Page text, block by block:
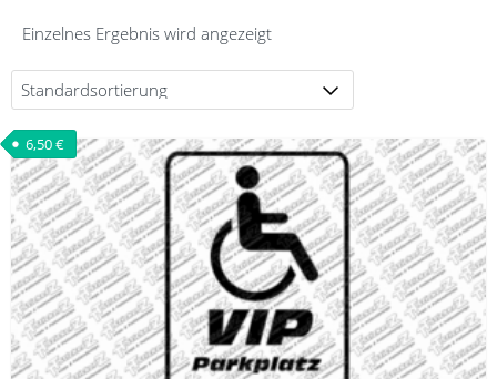
Einzelnes Ergebnis wird angezeigt
6,50€